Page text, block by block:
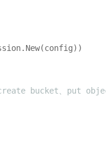
bucket、put